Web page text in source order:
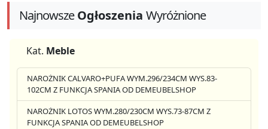
NajnowszeOgłoszenia Wyróżnione
Kat. Meble
NAROŻNIK CALVARO+PUFA WYM.296/234CM WYS.83-
102CM Z FUNKCJA SPANIA OD DEMEUBELSHOP
NAROŻNIK LOTOS WYM.280/230CM WYS.73-87CM Z
FUNKCJA SPANIA OD DEMEUBELSHOP